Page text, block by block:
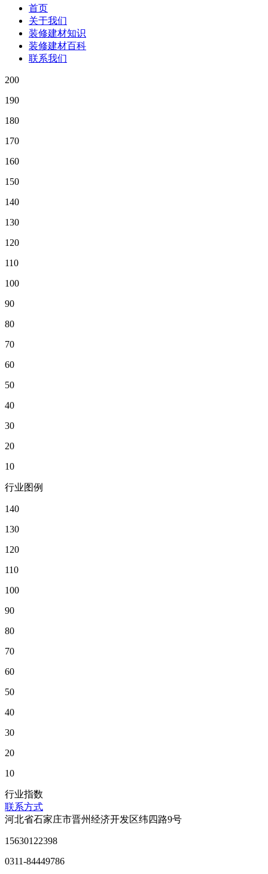
首页
关于我们
装修建材知识
装修建材百科
联系我们
200
190
180
170
160
150
140
130
120
110
100
90
80
70
60
50
40
30
20
10
行业图例
140
130
120
110
100
90
80
70
60
50
40
30
20
10
行业指数
联系方式
河北省石家庄市晋州经济开发区纬四路9号
15630122398
0311-84449786